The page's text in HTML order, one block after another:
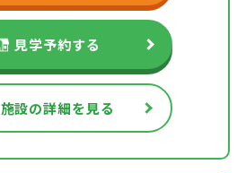
見学予約する
施設の詳細を見る